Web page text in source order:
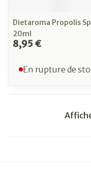
Dietaroma Propolis
20ml
8,95 €
En rupture de